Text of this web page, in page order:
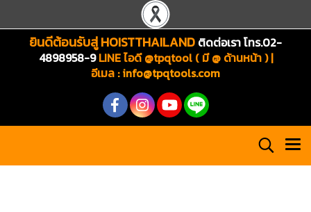
ยินดีต้อนรับสู่ HOISTTHAILAND ติดต่อเรา โทร.02-
4898958-9LINE ไอดี @tpqtool ( มี @ ด้านหน้า ) |
อีเมล :info@tpqtools.com